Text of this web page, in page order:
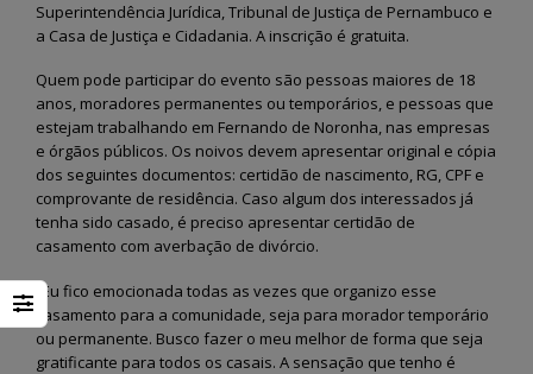
Superintendência Jurídica, Tribunal de Justiça de Pernambuco e
a Casa de Justiça e Cidadania. A inscrição é gratuita.
Quem pode participar do evento são pessoas maiores de 18
anos, moradores permanentes ou temporários, e pessoas que
estejam trabalhando em Fernando de Noronha, nas empresas
e órgãos públicos. Os noivos devem apresentar original e cópia
dos seguintes documentos: certidão de nascimento, RG, CPF e
comprovante de residência. Caso algum dos interessados já
tenha sido casado, é preciso apresentar certidão de
casamento com averbação de divórcio.
“Eu fico emocionada todas as vezes que organizo esse
casamento para a comunidade, seja para morador temporário
ou permanente. Busco fazer o meu melhor de forma que seja
gratificante para todos os casais. A sensação que tenho é